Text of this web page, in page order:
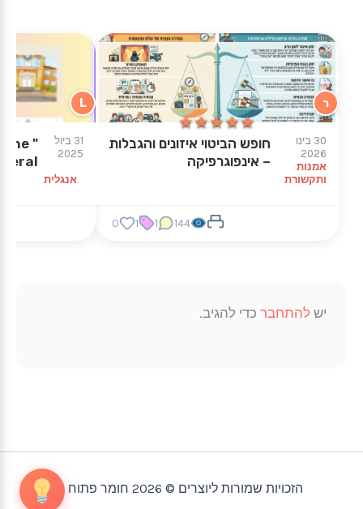
★★★★★
★★★★★
ר
30 בינו
2026
אמנות
ותקשורת
חופש הביטוי איזונים והגבלות
– אינפוגרפיקה
144
1
1
0
L
31 ביול
2025
אנגלית
the
יש להתחבר כדי להגיב.
הזכויות שמורות ליוצרים © 2026 חומר פתוח |